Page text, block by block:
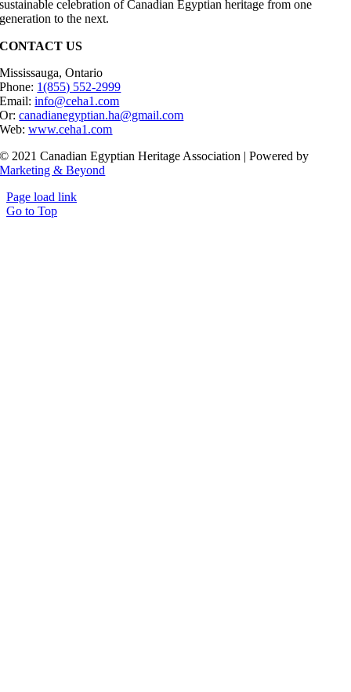
sustainable celebration of Canadian Egyptian heritage from one
generation to the next.
CONTACT US
Mississauga, Ontario
Phone: 1(855) 552-2999
Email:info@ceha1.com
Or:canadianegyptian.ha@gmail.com
Web:www.ceha1.com
© 2021 Canadian Egyptian Heritage Association | Powered by
Marketing & Beyond
Page load link
Go to Top